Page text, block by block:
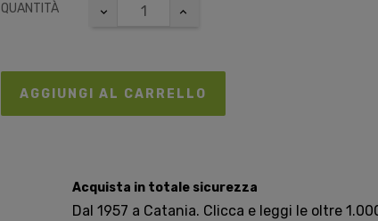
QUANTITÀ
AGGIUNGI AL CARRELLO
Acquista in totale sicurezza
Dal 1957 a Catania. Clicca e leggi le oltre